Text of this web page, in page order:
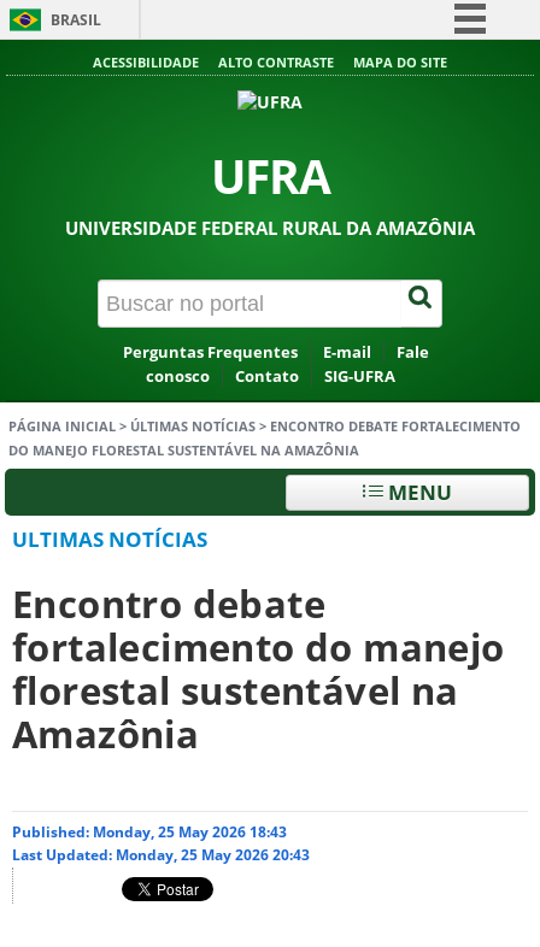
BRASIL
Simplifique!
Acesso à informação
ACESSIBILIDADE ALTO CONTRASTE MAPA DO SITE
UFRA
UNIVERSIDADE FEDERAL RURAL DA AMAZÔNIA
Perguntas Frequentes E-mail
Fale
conosco
Contato SIG-UFRA
PÁGINA INICIAL > ÚLTIMAS NOTÍCIAS > ENCONTRO DEBATE FORTALECIMENTO
DO MANEJO FLORESTAL SUSTENTÁVEL NA AMAZÔNIA
MENU
ULTIMAS NOTÍCIAS
Encontro debate
fortalecimento do manejo
florestal sustentável na
Amazônia
Published: Monday, 25 May 2026 18:43
Last Updated: Monday, 25 May 2026 20:43